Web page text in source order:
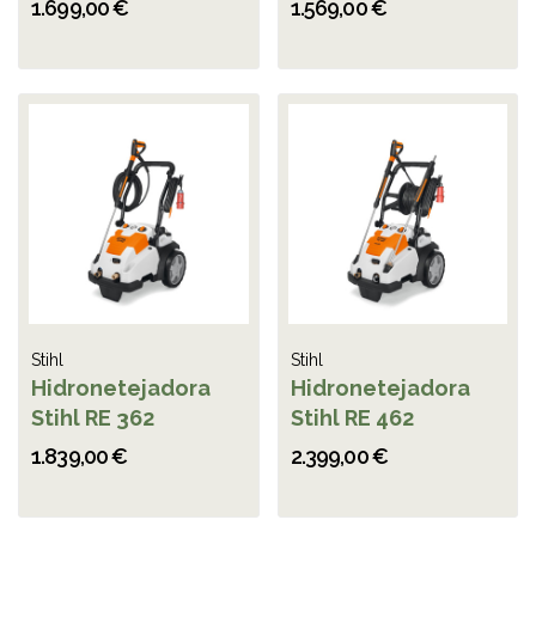
1.699,00 € 1.569,00 €
Stihl
Hidronetejadora
Stihl RE 362
1.839,00 €
Stihl
Hidronetejadora
Stihl RE 462
2.399,00 €